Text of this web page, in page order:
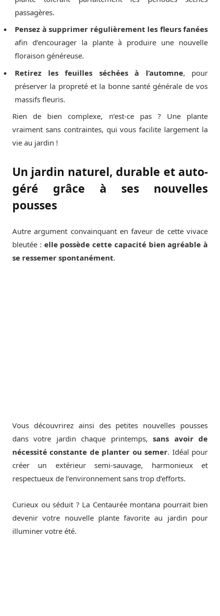
passagères.
Pensez à supprimer régulièrement les fleurs fanées
afin d’encourager la plante à produire une nouvelle
floraison généreuse.
Retirez les feuilles séchées à l’automne, pour
préserver la propreté et la bonne santé générale de vos
massifs fleuris.
Rien de bien complexe, n’est-ce pas ? Une plante
vraiment sans contraintes, qui vous facilite largement la
vie au jardin !
Un jardin naturel, durable et auto-
géré grâce à ses nouvelles
pousses
Autre argument convainquant en faveur de cette vivace
bleutée : elle possède cette capacité bien agréable à
se ressemer spontanément.
Vous découvrirez ainsi des petites nouvelles pousses
dans votre jardin chaque printemps, sans avoir de
nécessité constante de planter ou semer. Idéal pour
créer un extérieur semi-sauvage, harmonieux et
respectueux de l’environnement sans trop d’efforts.
Curieux ou séduit ? La Centaurée montana pourrait bien
devenir votre nouvelle plante favorite au jardin pour
illuminer votre été.